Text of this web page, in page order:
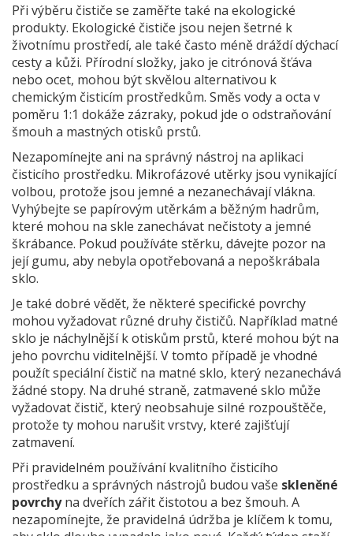
Při výběru čističe se zaměřte také na ekologické
produkty. Ekologické čističe jsou nejen šetrné k
životnímu prostředí, ale také často méně dráždí dýchací
cesty a kůži. Přírodní složky, jako je citrónová šťáva
nebo ocet, mohou být skvělou alternativou k
chemickým čisticím prostředkům. Směs vody a octa v
poměru 1:1 dokáže zázraky, pokud jde o odstraňování
šmouh a mastných otisků prstů.
Nezapomínejte ani na správný nástroj na aplikaci
čisticího prostředku. Mikrofázové utěrky jsou vynikající
volbou, protože jsou jemné a nezanechávají vlákna.
Vyhýbejte se papírovým utěrkám a běžným hadrům,
které mohou na skle zanechávat nečistoty a jemné
škrábance. Pokud používáte stěrku, dávejte pozor na
její gumu, aby nebyla opotřebovaná a nepoškrábala
sklo.
Je také dobré vědět, že některé specifické povrchy
mohou vyžadovat různé druhy čističů. Například matné
sklo je náchylnější k otiskům prstů, které mohou být na
jeho povrchu viditelnější. V tomto případě je vhodné
použít speciální čistič na matné sklo, který nezanechává
žádné stopy. Na druhé straně, zatmavené sklo může
vyžadovat čistič, který neobsahuje silné rozpouštěče,
protože ty mohou narušit vrstvy, které zajišťují
zatmavení.
Při pravidelném používání kvalitního čisticího
prostředku a správných nástrojů budou vaše skleněné
povrchyna dveřích zářit čistotou a bez šmouh. A
nezapomínejte, že pravidelná údržba je klíčem k tomu,